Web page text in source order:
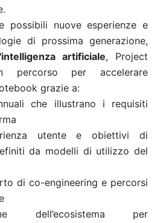
possibili nuove esperienze e
di prossima generazione,
artificiale, Project
percorso per accelerare
grazie a:
che illustrano i requisiti
utente e obiettivi di
da modelli di utilizzo del
di co-engineering e percorsi
dell’ecosistema per